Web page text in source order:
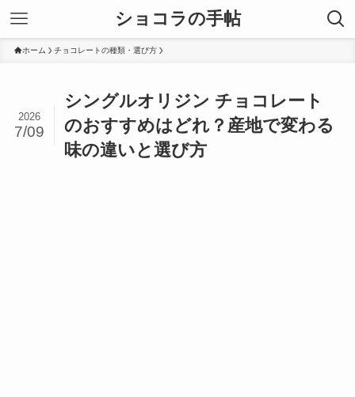
ショコラの手帖
ホーム チョコレートの種類・選び方
シングルオリジン チョコレート
のおすすめはどれ？産地で変わる
味の違いと選び方
2026
7/09